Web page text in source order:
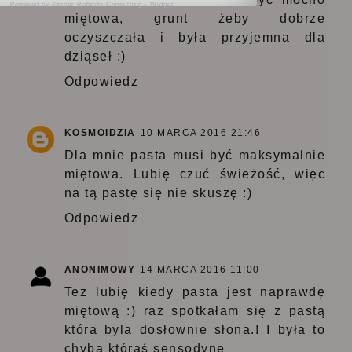
miętowa, grunt żeby dobrze
oczyszczała i była przyjemna dla
dziąseł :)
Odpowiedz
KOSMOIDZIA 10 MARCA 2016 21:46
Dla mnie pasta musi być maksymalnie
miętowa. Lubię czuć świeżość, więc
na tą pastę się nie skuszę :)
Odpowiedz
ANONIMOWY 14 MARCA 2016 11:00
Tez lubię kiedy pasta jest naprawdę
miętową :) raz spotkałam się z pastą
która byla dosłownie słona.! I była to
chyba któraś sensodyne
Powered byJasper Roberts Consulting -Widget